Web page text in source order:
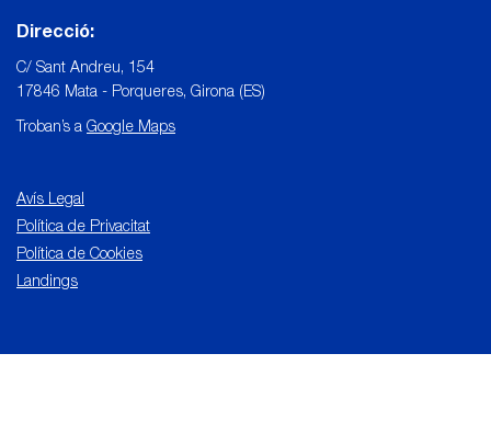
Direcció:
C/ Sant Andreu, 154
17846 Mata - Porqueres, Girona (ES)
Troban’s a Google Maps
Avís Legal
Política de Privacitat
Política de Cookies
Landings